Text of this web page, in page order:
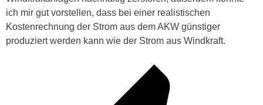
ich mir gut vorstellen, dass bei einer realistischen
Kostenrechnung der Strom aus dem AKW günstiger
produziert werden kann wie der Strom aus Windkraft.